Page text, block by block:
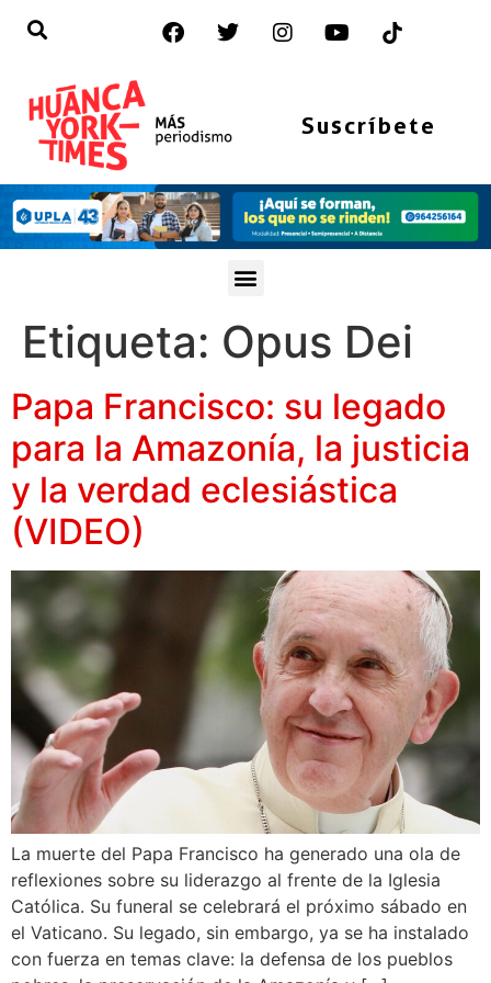
Suscríbete
Etiqueta: Opus Dei
Papa Francisco: su legado
para la Amazonía, la justicia
y la verdad eclesiástica
(VIDEO)
La muerte del Papa Francisco ha generado una ola de
reflexiones sobre su liderazgo al frente de la Iglesia
Católica. Su funeral se celebrará el próximo sábado en
el Vaticano. Su legado, sin embargo, ya se ha instalado
con fuerza en temas clave: la defensa de los pueblos